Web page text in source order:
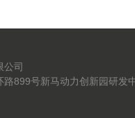
公司
899号新马动力创新园研发